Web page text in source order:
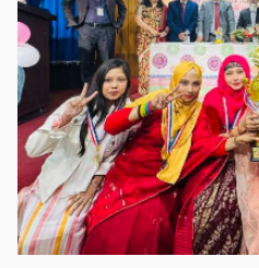
গৌরবের
গৌরবের